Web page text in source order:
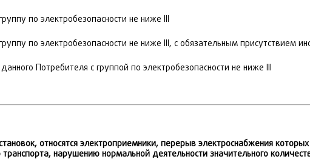
по электробезопасности не ниже III
по электробезопасности не ниже III, с обязательным присутствием
Потребителя с группой по электробезопасности не ниже III
относятся электроприемники, перерыв электроснабжения
нарушению нормальной деятельности значительного